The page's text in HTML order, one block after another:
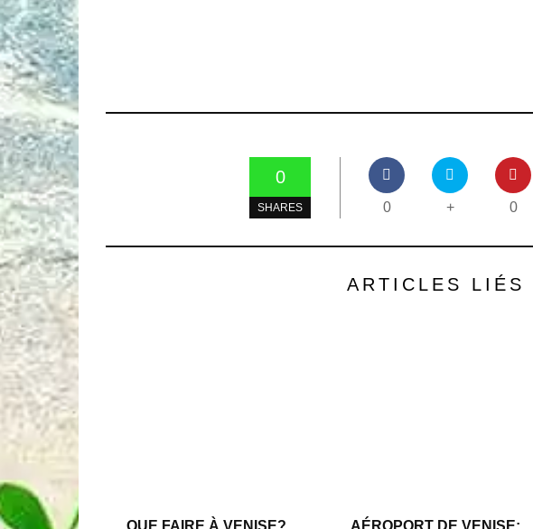
0
SHARES 0 + 0
ARTICLES LIÉS
QUE FAIRE À VENISE? AÉROPORT DE VENISE: